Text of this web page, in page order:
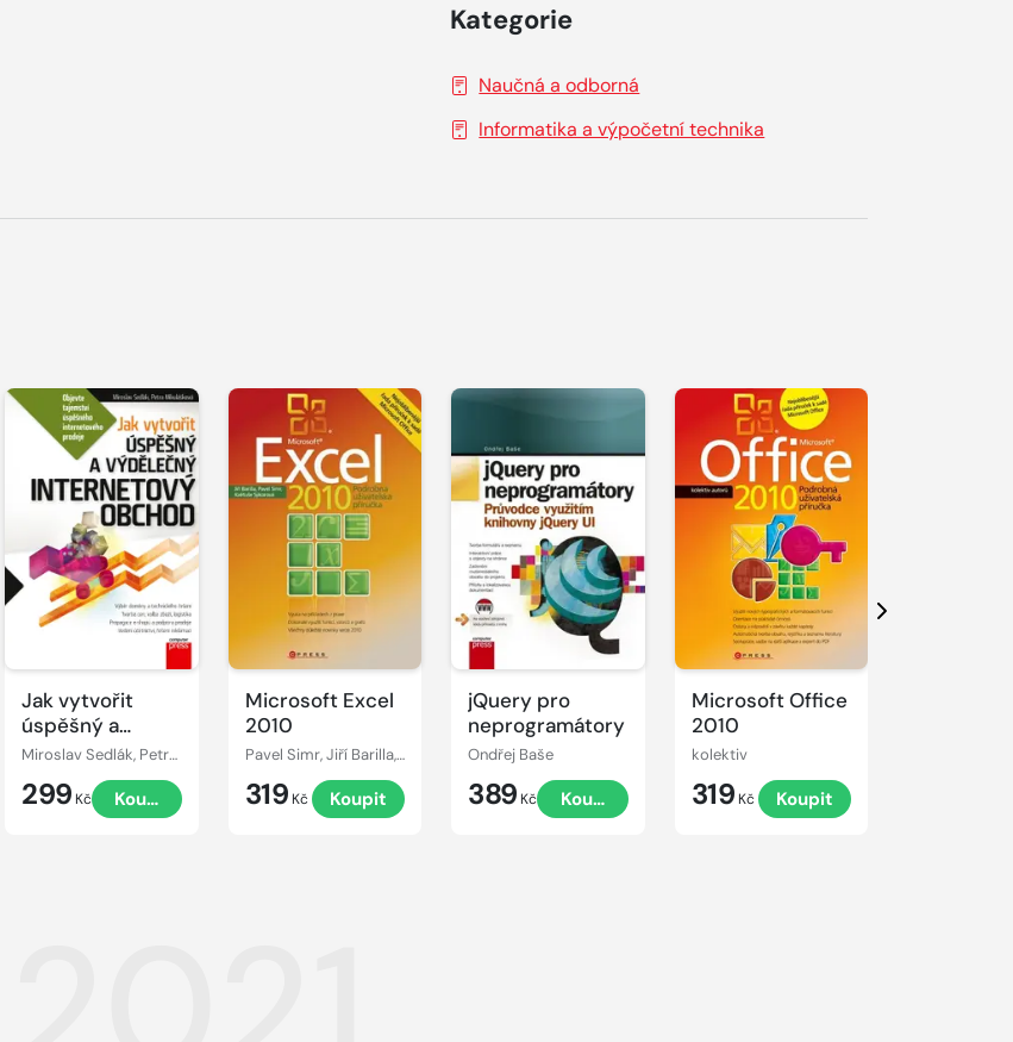
Kategorie
Naučná a odborná
Informatika a výpočetní technika
Jak vytvořit
úspěšný a
výdělečný
internetový
obchod
Miroslav Sedlák, Petra Mikulášková
299 Kč Koupit
Microsoft Excel
2010
Pavel Simr, Jiří Barilla, Květuše Sýkorová
319 Kč Koupit
jQuery pro
neprogramátory
Ondřej Baše
389 Kč Koupit
Microsoft Office
2010
kolektiv
319 Kč Koupit
Další